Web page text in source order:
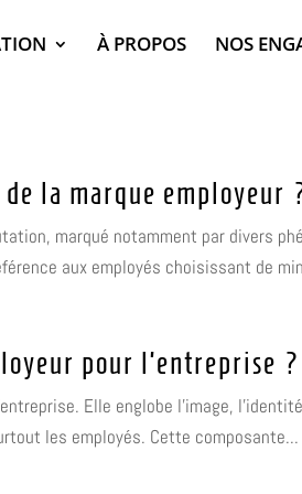
À PROPOS NOS
la marque employeur
marqué notamment par divers
aux employés choisissant de
pour l’entreprise ?
Elle englobe l'image,
les employés. Cette composante...